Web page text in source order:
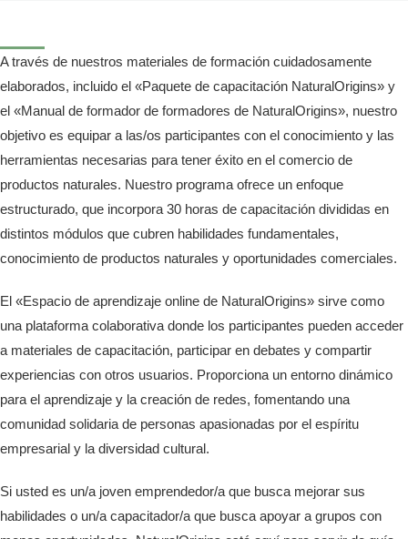
A través de nuestros materiales de formación cuidadosamente
elaborados, incluido el «Paquete de capacitación NaturalOrigins» y
el «Manual de formador de formadores de NaturalOrigins», nuestro
objetivo es equipar a las/os participantes con el conocimiento y las
herramientas necesarias para tener éxito en el comercio de
productos naturales. Nuestro programa ofrece un enfoque
estructurado, que incorpora 30 horas de capacitación divididas en
distintos módulos que cubren habilidades fundamentales,
conocimiento de productos naturales y oportunidades comerciales.
El «Espacio de aprendizaje online de NaturalOrigins» sirve como
una plataforma colaborativa donde los participantes pueden acceder
a materiales de capacitación, participar en debates y compartir
experiencias con otros usuarios. Proporciona un entorno dinámico
para el aprendizaje y la creación de redes, fomentando una
comunidad solidaria de personas apasionadas por el espíritu
empresarial y la diversidad cultural.
Si usted es un/a joven emprendedor/a que busca mejorar sus
habilidades o un/a capacitador/a que busca apoyar a grupos con